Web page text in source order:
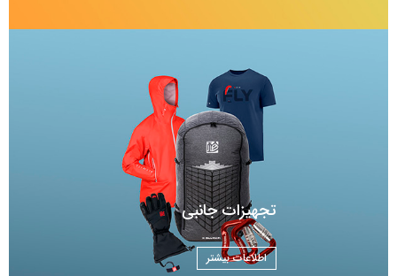
تجهیزات جانبی